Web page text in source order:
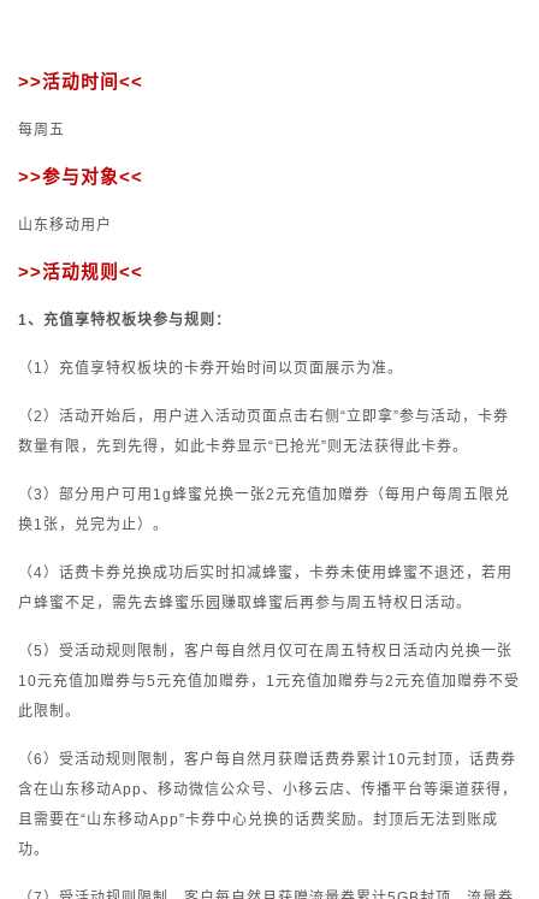
>>活动时间<<
每周五
>>参与对象<<
山东移动用户
>>活动规则 <<
1、充值享特权板块参与规则：
（1）充值享特权板块的卡券开始时间以页面展示为准。
（2）活动开始后，用户进入活动页面点击右侧“立即拿”参与活动，卡券
数量有限，先到先得，如此卡券显示“已抢光”则无法获得此卡券。
（3）部分用户可用1g蜂蜜兑换一张2元充值加赠券（每用户每周五限兑
换1张，兑完为止）。
（4）话费卡券兑换成功后实时扣减蜂蜜，卡券未使用蜂蜜不退还，若用
户蜂蜜不足，需先去蜂蜜乐园赚取蜂蜜后再参与周五特权日活动。
（5）受活动规则限制，客户每自然月仅可在周五特权日活动内兑换一张
10元充值加赠券与5元充值加赠券，1元充值加赠券与2元充值加赠券不受
此限制。
（6）受活动规则限制，客户每自然月获赠话费券累计10元封顶，话费券
含在山东移动App、移动微信公众号、小移云店、传播平台等渠道获得，
且需要在“山东移动App”卡券中心兑换的话费奖励。封顶后无法到账成
功。